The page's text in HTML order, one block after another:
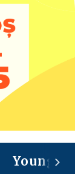
Young